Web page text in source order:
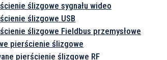
ślizgowe sygnału wideo
ślizgowe USB
ślizgowe Fieldbus przemysłowe
pierścienie ślizgowe
pierścienie ślizgowe RF